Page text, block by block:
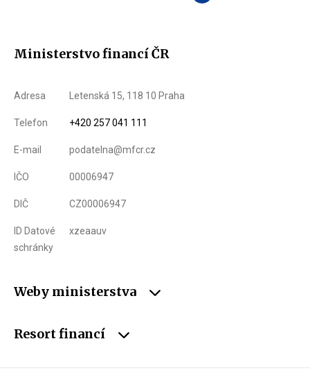
Ministerstvo financí ČR
Adresa Letenská 15, 118 10 Praha
Telefon +420 257 041 111
E-mail podatelna@mfcr.cz
IČO 00006947
DIČ CZ00006947
ID Datové
schránky
xzeaauv
Weby ministerstva
Resort financí